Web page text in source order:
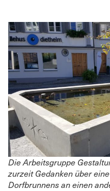
Die Arbeitsgruppe
zurzeit Gedanken über
Dorfbrunnens an einen